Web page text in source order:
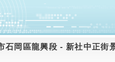
石岡區龍興段 - 新社中正街